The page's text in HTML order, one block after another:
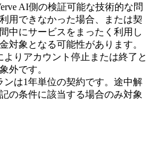
AI側の検証可能な技術的な問
用できなかった場合、または契
中にサービスをまったく利用し
対象となる可能性があります。
よりアカウント停止または終了と
外です。
ンは1年単位の契約です。途中解
の条件に該当する場合のみ対象